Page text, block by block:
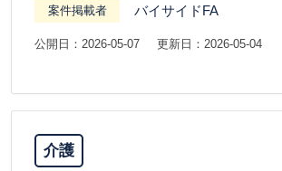
案件掲載者 バイサイドFA
公開日：2026-05-07 更新日：2026-05-04
介護